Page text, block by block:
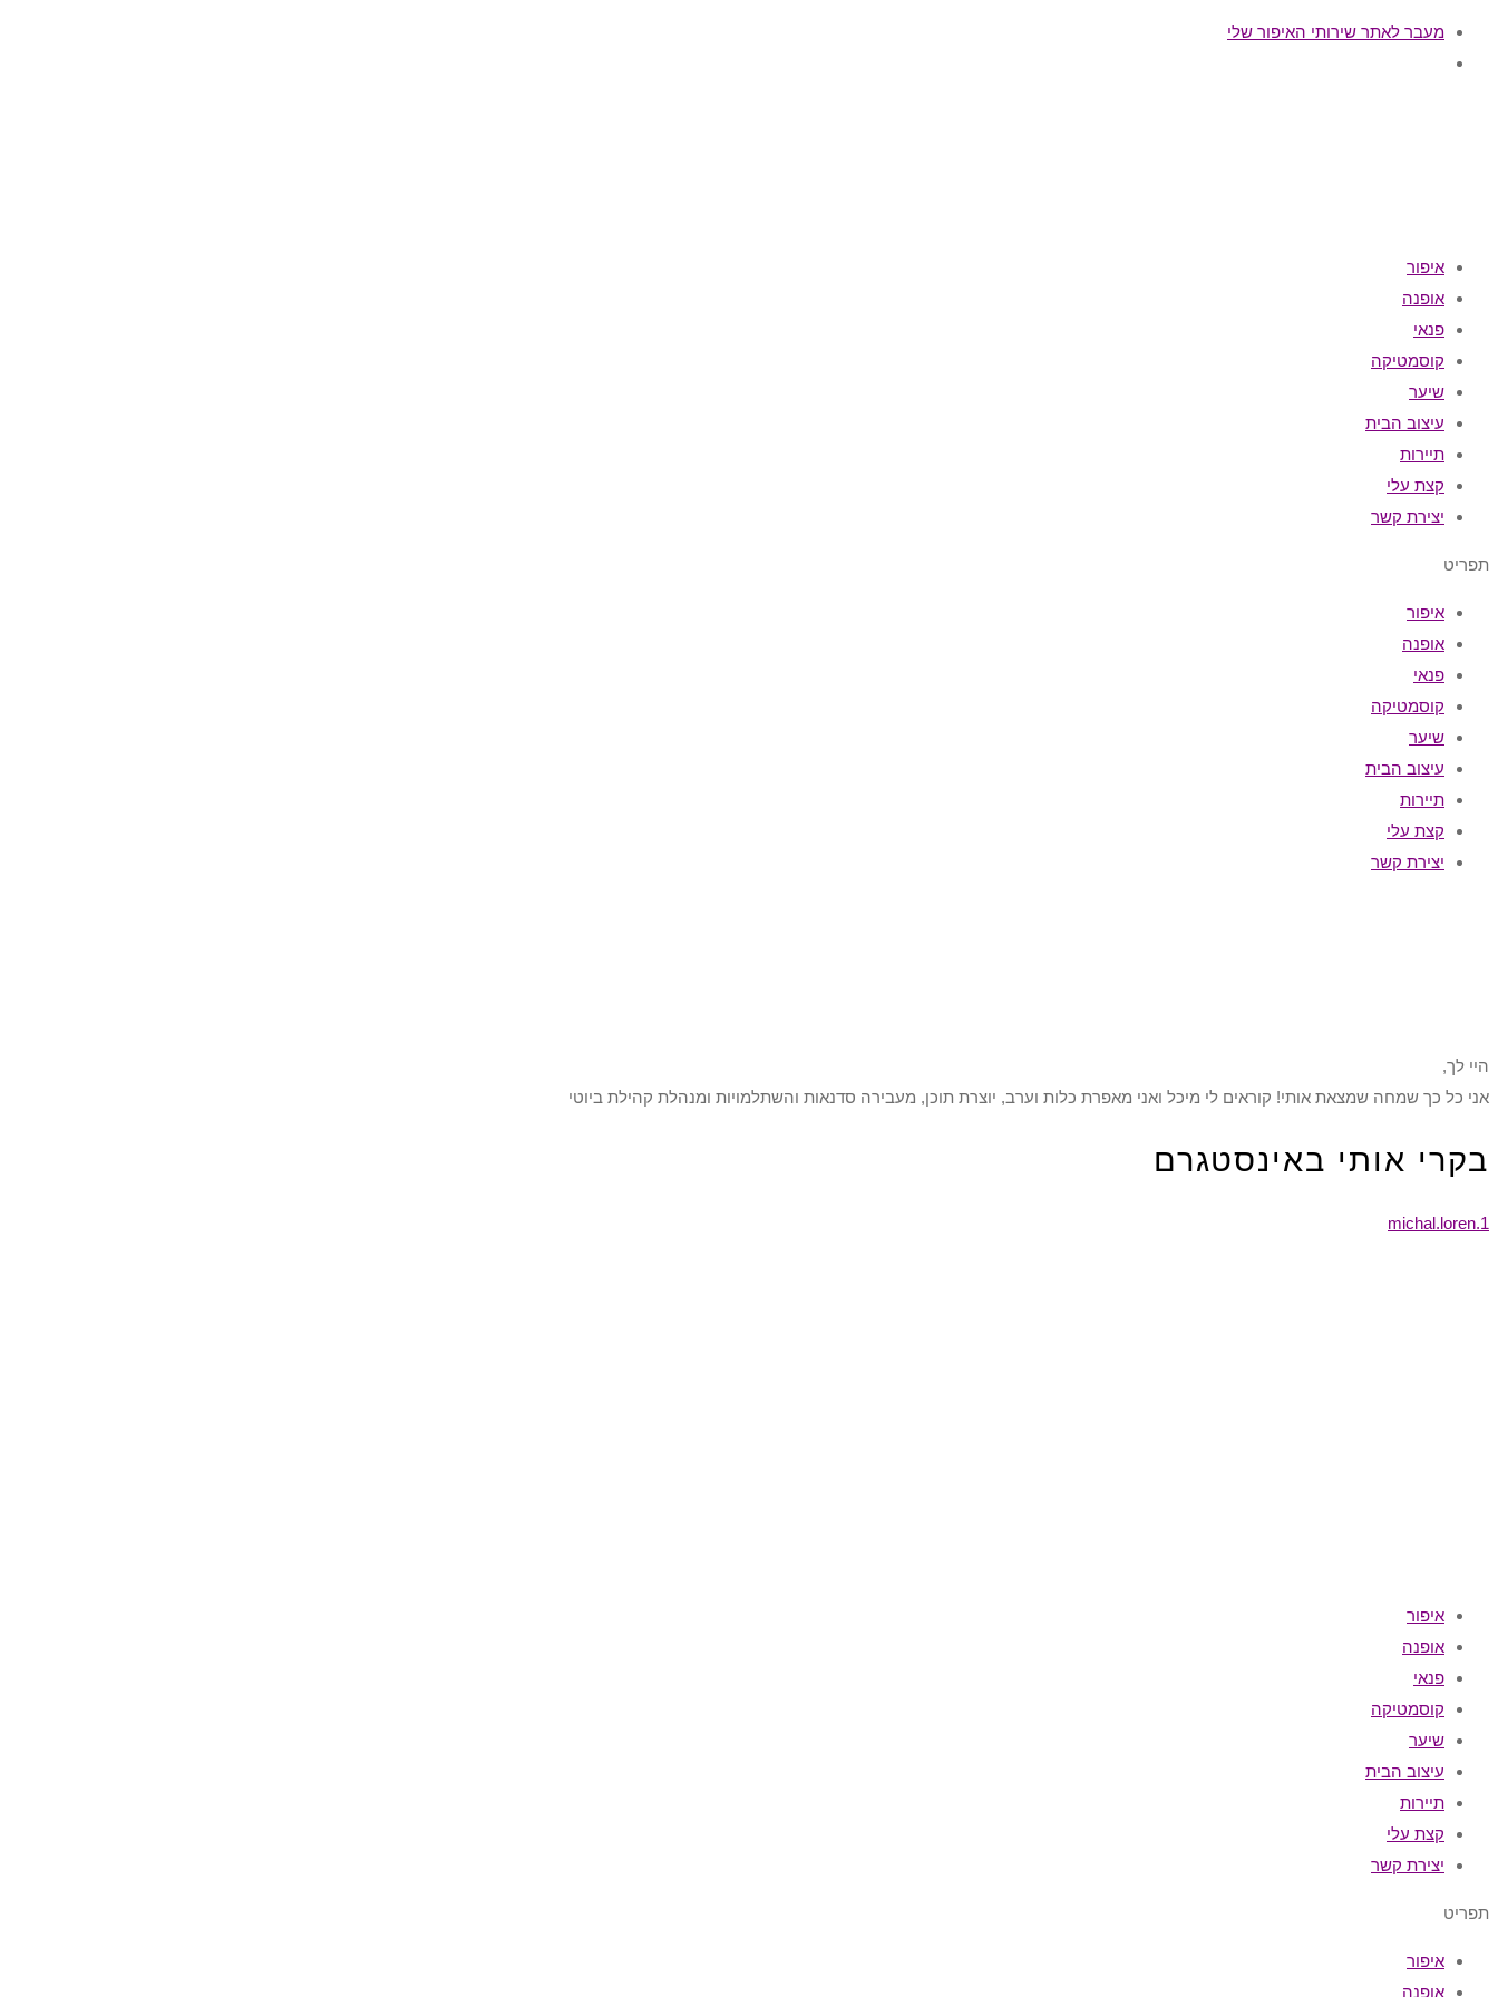
מעבר לאתר שירותי האיפור שלי
איפור
אופנה
פנאי
קוסמטיקה
שיער
עיצוב הבית
תיירות
קצת עלי
יצירת קשר
תפריט
איפור
אופנה
פנאי
קוסמטיקה
שיער
עיצוב הבית
תיירות
קצת עלי
יצירת קשר
היי לך,
אני כל כך שמחה שמצאת אותי! קוראים לי מיכל ואני מאפרת כלות וערב, יוצרת תוכן, מעבירה סדנאות והשתלמויות ומנהלת קהילת ביוטי
בקרי אותי באינסטגרם
michal.loren.1
איפור
אופנה
פנאי
קוסמטיקה
שיער
עיצוב הבית
תיירות
קצת עלי
יצירת קשר
תפריט
איפור
אופנה